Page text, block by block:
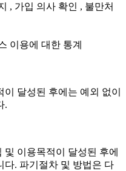
, 가입 의사 확인 , 불만처
이용에 대한 통계
달성된 후에는 예외 없이
.
이용목적이 달성된 후에
다. 파기절차 및 방법은 다